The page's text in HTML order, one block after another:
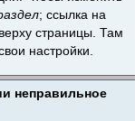
; ссылка на
страницы. Там
настройки.
неправильное